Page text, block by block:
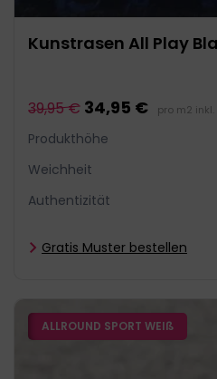
Kunstrasen All Play
39,95 € 34,95 € pro m2 inkl.
Produkthöhe
Weichheit
Authentizität
Gratis Muster bestellen
ALLROUND SPORT WEIß